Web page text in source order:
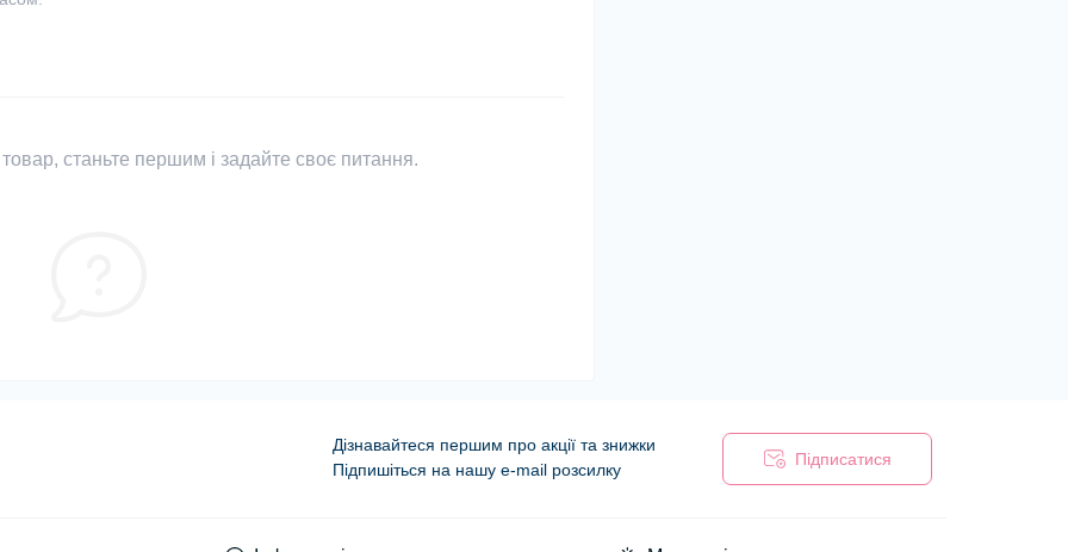
станьте першим і задайте своє питання.
Дізнавайтеся першим про акції та знижки
Підпишіться на нашу e-mail розсилку
Підписатися